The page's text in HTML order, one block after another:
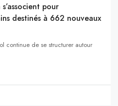
pour
destinés à 662 nouveaux
continue de se structurer autour